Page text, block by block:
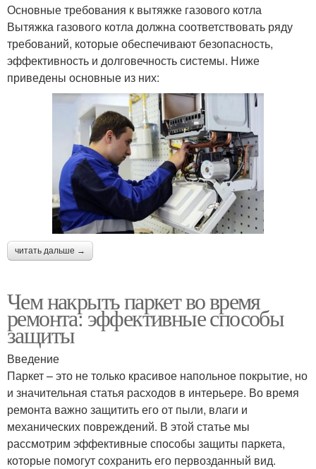
Основные требования к вытяжке газового котла
Вытяжка газового котла должна соответствовать ряду
требований, которые обеспечивают безопасность,
эффективность и долговечность системы. Ниже
приведены основные из них:
читать дальше →
Чем накрыть паркет во время
ремонта: эффективные способы
защиты
Введение
Паркет – это не только красивое напольное покрытие, но
и значительная статья расходов в интерьере. Во время
ремонта важно защитить его от пыли, влаги и
механических повреждений. В этой статье мы
рассмотрим эффективные способы защиты паркета,
которые помогут сохранить его первозданный вид.